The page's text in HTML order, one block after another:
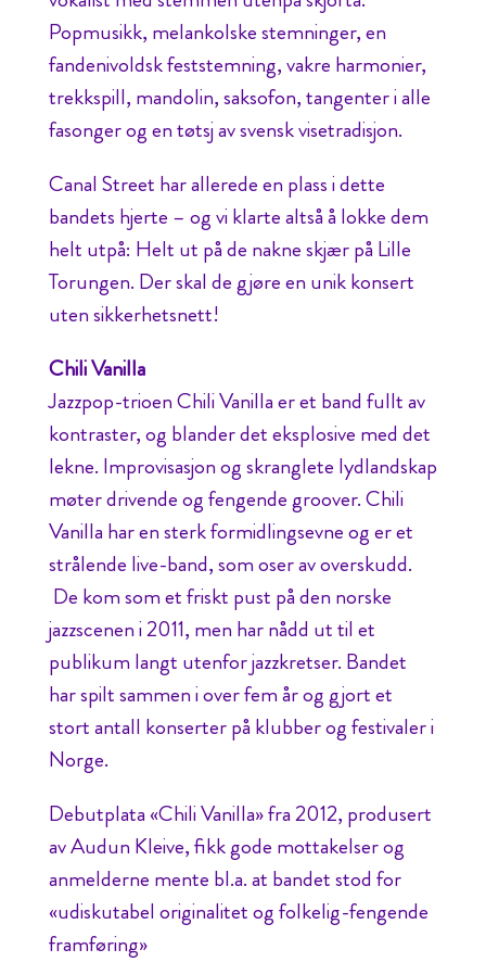
Popmusikk, melankolske stemninger, en
fandenivoldsk feststemning, vakre harmonier,
trekkspill, mandolin, saksofon, tangenter i alle
fasonger og en tøtsj av svensk visetradisjon.
Canal Street har allerede en plass i dette
bandets hjerte – og vi klarte altså å lokke dem
helt utpå: Helt ut på de nakne skjær på Lille
Torungen. Der skal de gjøre en unik konsert
uten sikkerhetsnett!
Chili Vanilla
Jazzpop-trioen Chili Vanilla er et band fullt av
kontraster, og blander det eksplosive med det
lekne. Improvisasjon og skranglete lydlandskap
møter drivende og fengende groover. Chili
Vanilla har en sterk formidlingsevne og er et
strålende live-band, som oser av overskudd.
De kom som et friskt pust på den norske
jazzscenen i 2011, men har nådd ut til et
publikum langt utenfor jazzkretser. Bandet
har spilt sammen i over fem år og gjort et
stort antall konserter på klubber og festivaler i
Norge.
Debutplata «Chili Vanilla» fra 2012, produsert
av Audun Kleive, fikk gode mottakelser og
anmelderne mente bl.a. at bandet stod for
«udiskutabel originalitet og folkelig-fengende
framføring»